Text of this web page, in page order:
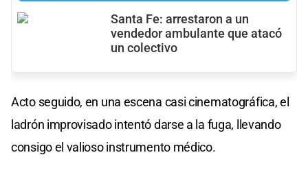
Santa Fe: arrestaron a un
vendedor ambulante que atacó
un colectivo
Acto seguido, en una escena casi cinematográfica, el
ladrón improvisado intentó darse a la fuga, llevando
consigo el valioso instrumento médico.